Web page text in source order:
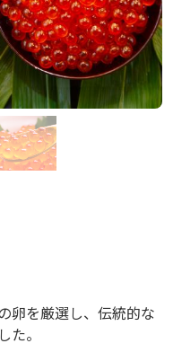
卵を厳選し、伝統的な
。